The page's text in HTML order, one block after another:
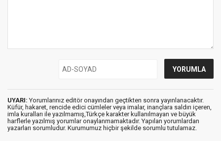
UYARI: Yorumlarınız editör onayından geçtikten sonra yayınlanacaktır.
Küfür, hakaret, rencide edici cümleler veya imalar, inançlara saldırı içeren,
imla kuralları ile yazılmamış,Türkçe karakter kullanılmayan ve büyük
harflerle yazılmış yorumlar onaylanmamaktadır. Yapılan yorumlardan
yazarları sorumludur. Kurumumuz hiçbir şekilde sorumlu tutulamaz.